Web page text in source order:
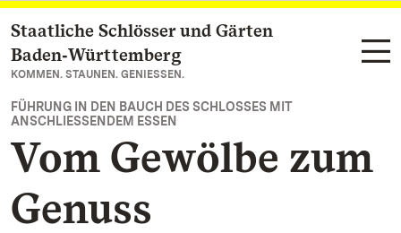
Zum Hauptinhalt springen
Staatliche Schlösser und Gärten
Baden‑Württemberg
KOMMEN. STAUNEN. GENIESSEN.
FÜHRUNG IN DEN BAUCH DES SCHLOSSES MIT
ANSCHLIESSENDEM ESSEN
Vom Gewölbe zum
Genuss